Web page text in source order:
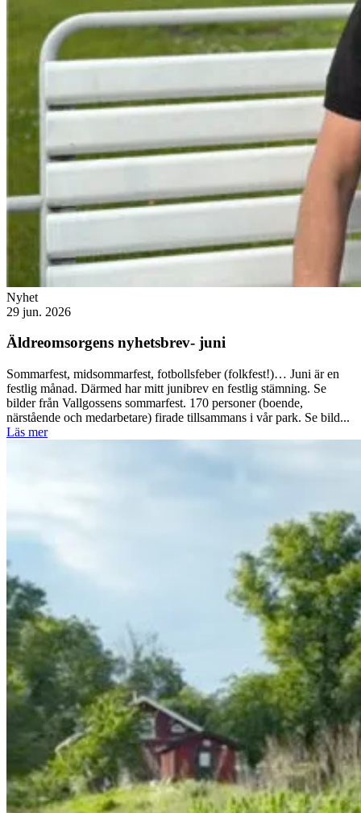
Nyhet
29 jun. 2026
Äldreomsorgens nyhetsbrev- juni
Sommarfest, midsommarfest, fotbollsfeber (folkfest!)… Juni är en
festlig månad. Därmed har mitt junibrev en festlig stämning. Se
bilder från Vallgossens sommarfest. 170 personer (boende,
närstående och medarbetare) firade tillsammans i vår park. Se bild...
Läs mer